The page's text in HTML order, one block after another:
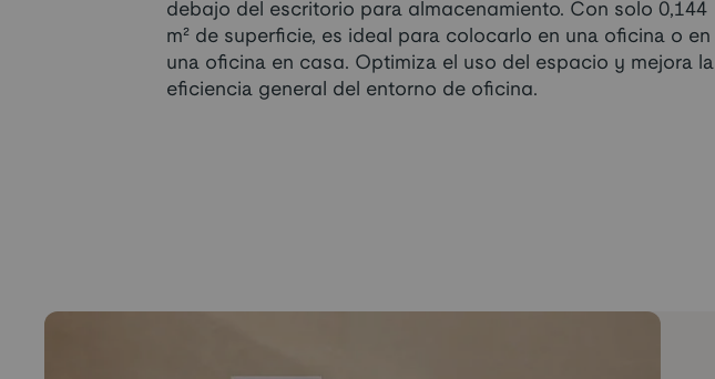
debajo del escritorio para almacenamiento. Con solo 0,144
m² de superficie, es ideal para colocarlo en una oficina o en
una oficina en casa. Optimiza el uso del espacio y mejora la
eficiencia general del entorno de oficina.